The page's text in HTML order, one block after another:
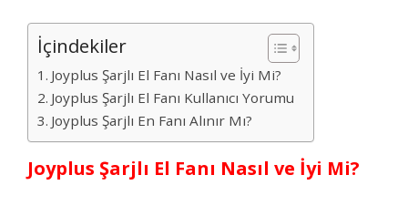
İçindekiler
Joyplus Şarjlı El Fanı Nasıl ve İyi Mi?
Joyplus Şarjlı El Fanı Kullanıcı Yorumu
Joyplus Şarjlı En Fanı Alınır Mı?
Joyplus Şarjlı El Fanı Nasıl ve İyi Mi?